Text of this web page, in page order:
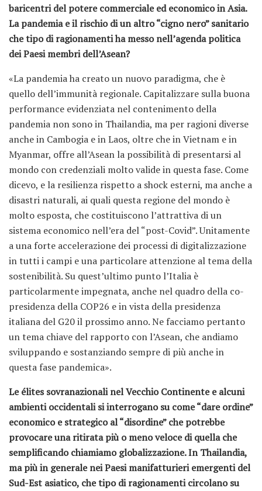
baricentri del potere commerciale ed economico in Asia.
La pandemia e il rischio di un altro “cigno nero” sanitario
che tipo di ragionamenti ha messo nell’agenda politica
dei Paesi membri dell’Asean?
«La pandemia ha creato un nuovo paradigma, che è
quello dell’immunità regionale. Capitalizzare sulla buona
performance evidenziata nel contenimento della
pandemia non sono in Thailandia, ma per ragioni diverse
anche in Cambogia e in Laos, oltre che in Vietnam e in
Myanmar, offre all’Asean la possibilità di presentarsi al
mondo con credenziali molto valide in questa fase. Come
dicevo, e la resilienza rispetto a shock esterni, ma anche a
disastri naturali, ai quali questa regione del mondo è
molto esposta, che costituiscono l’attrattiva di un
sistema economico nell’era del “post-Covid”. Unitamente
a una forte accelerazione dei processi di digitalizzazione
in tutti i campi e una particolare attenzione al tema della
sostenibilità. Su quest’ultimo punto l’Italia è
particolarmente impegnata, anche nel quadro della co-
presidenza della COP26 e in vista della presidenza
italiana del G20 il prossimo anno. Ne facciamo pertanto
un tema chiave del rapporto con l’Asean, che andiamo
sviluppando e sostanziando sempre di più anche in
questa fase pandemica».
Le élites sovranazionali nel Vecchio Continente e alcuni
ambienti occidentali si interrogano su come “dare ordine”
economico e strategico al “disordine” che potrebbe
provocare una ritirata più o meno veloce di quella che
semplificando chiamiamo globalizzazione. In Thailandia,
ma più in generale nei Paesi manifatturieri emergenti del
Sud-Est asiatico, che tipo di ragionamenti circolano su